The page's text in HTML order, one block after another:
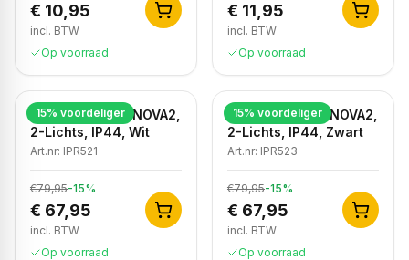
€ 10,95
incl. BTW
Op voorraad
€ 11,95
incl. BTW
Op voorraad
15% voordeliger
Badkamer Spot NOVA2,
2-Lichts, IP44, Wit
Art.nr: IPR521
€79,95-15%
€ 67,95
incl. BTW
Op voorraad
15% voordeliger
Badkamer Spot NOVA2,
2-Lichts, IP44, Zwart
Art.nr: IPR523
€79,95-15%
€ 67,95
incl. BTW
Op voorraad